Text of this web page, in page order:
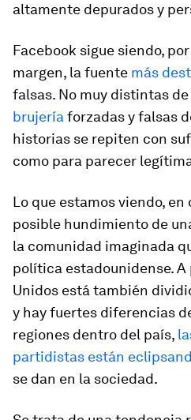
altamente depurados y
Facebook sigue siendo,
margen, la fuente más
falsas. No muy distintas
brujería forzadas y falsas
historias se repiten con
como para parecer
Lo que estamos viendo,
posible hundimiento de
la comunidad imaginada
política estadounidense. A
Unidos está también
y hay fuertes diferencias
regiones dentro del país,
partidistas están
se dan en la sociedad.